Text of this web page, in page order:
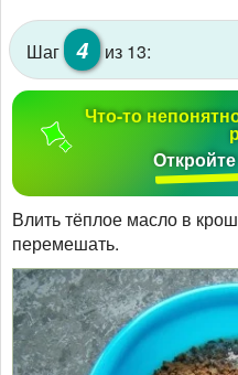
Шаг 4 из 13:
Что-то
Влить тёплое масло в
перемешать.